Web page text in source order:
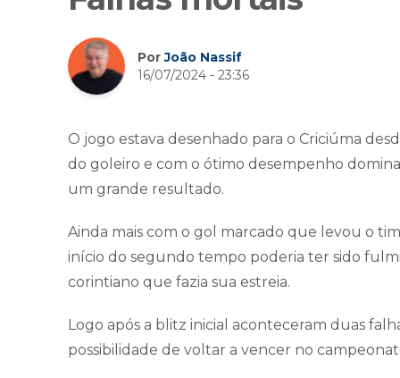
PorJoão Nassif
16/07/2024 - 23:36
O jogo estava desenhado para o Criciúma
do goleiro e com o ótimo desempenho
um grande resultado.
Ainda mais com o gol marcado que levou o
início do segundo tempo poderia ter sido
corintiano que fazia sua estreia.
Logo após a blitz inicial aconteceram duas
possibilidade de voltar a vencer no